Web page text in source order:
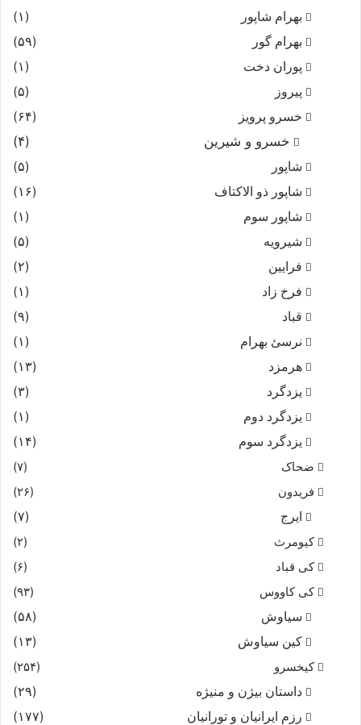
بهرام شاپور
(۱)
بهرام گور
(۵۹)
پوران دخت
(۱)
پیروز
(۵)
خسرو پرویز
(۶۴)
خسرو و شیرین (۴)
شاپور
(۵)
شاپور ذو الاکتاف
(۱۶)
شاپور سوم‏
(۱)
شیرویه
(۵)
فرایین
(۲)
فرخ زاد
(۱)
قباد
(۹)
نرسئ بهرام‏
(۱)
هرمزد
(۱۳)
یزدگرد
(۳)
یزدگرد دوم
(۱)
یزدگرد سوم
(۱۴)
ضحاک
(۷)
فریدون
(۲۶)
ایرج
(۷)
کیومرث
(۲)
کی قباد
(۶)
کی کاووس
(۹۳)
سیاوش
(۵۸)
کین سیاوش
(۱۳)
کیخسرو
(۲۵۴)
داستان بیژن و منیژه
(۲۹)
رزم ایرانیان و تورانیان
(۱۷۷)